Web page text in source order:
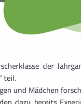
der
teil.
und Mädchen